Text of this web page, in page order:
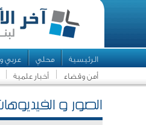
الرئيسية محلي عربي
أمن وقضاء
أخبار علمية
الصور و